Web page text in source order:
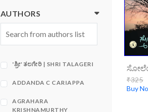
ಇತಿಹಾಸ
ಕಥಾ ಸಂಕಲನ
ಕಾದಂಬರಿ
AUTHORS
'ಶ್ರೀ' ತಲಗೇರಿ | SHRI TALAGERI
ADDANDA C CARIAPPA
AGRAHARA
KRISHNAMURTHY
₹325
Buy